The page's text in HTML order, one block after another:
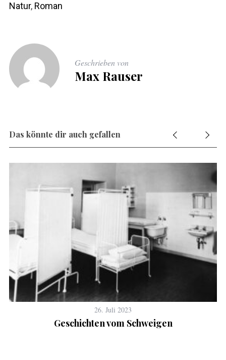
Natur, Roman
Geschrieben von
Max Rauser
Das könnte dir auch gefallen
26. Juli 2023
Geschichten vom Schweigen